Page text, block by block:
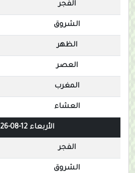
الفجر
الشروق
الظهر
العصر
المغرب
العشاء
الأربعاء 12-08-2026
الفجر
الشروق